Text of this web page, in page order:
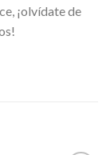
¡olvídate de